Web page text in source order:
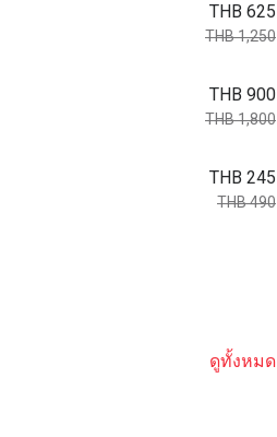
THB 625
THB 1,250
THB 900
THB 1,800
THB 245
THB 490
ดูทั้งหมด